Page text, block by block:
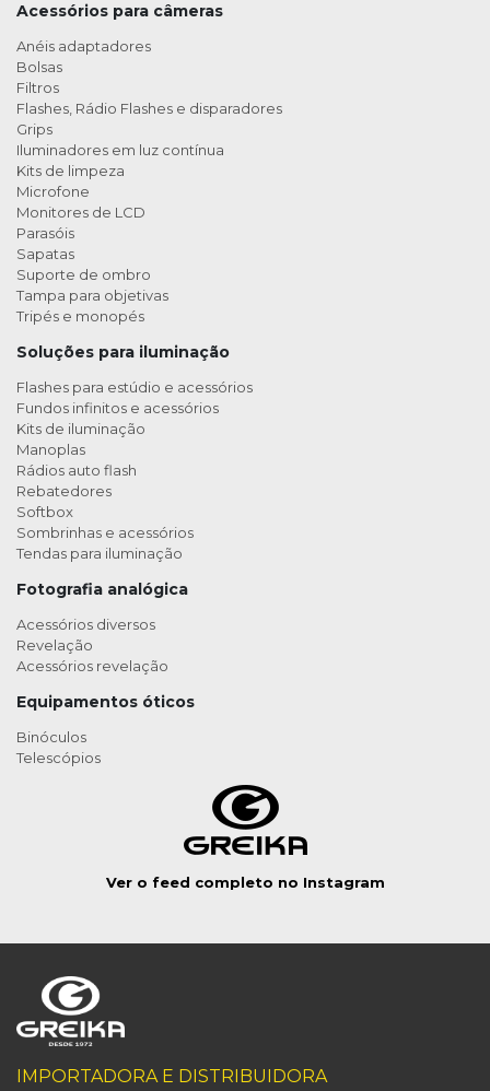
Acessórios para câmeras
Anéis adaptadores
Bolsas
Filtros
Flashes, Rádio Flashes e disparadores
Grips
Iluminadores em luz contínua
Kits de limpeza
Microfone
Monitores de LCD
Parasóis
Sapatas
Suporte de ombro
Tampa para objetivas
Tripés e monopés
Soluções para iluminação
Flashes para estúdio e acessórios
Fundos infinitos e acessórios
Kits de iluminação
Manoplas
Rádios auto flash
Rebatedores
Softbox
Sombrinhas e acessórios
Tendas para iluminação
Fotografia analógica
Acessórios diversos
Revelação
Acessórios revelação
Equipamentos óticos
Binóculos
Telescópios
Ver o feed completo no Instagram
IMPORTADORA E DISTRIBUIDORA